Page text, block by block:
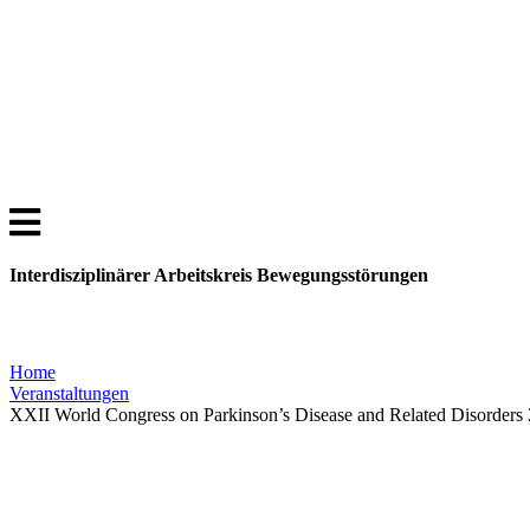
Interdisziplinärer Arbeitskreis Bewegungsstörungen
Home
Veranstaltungen
XXII World Congress on Parkinson’s Disease and Related Disorders